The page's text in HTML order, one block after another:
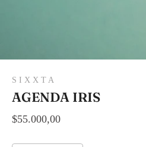
S I X X T A
AGENDA IRIS
$55.000,00